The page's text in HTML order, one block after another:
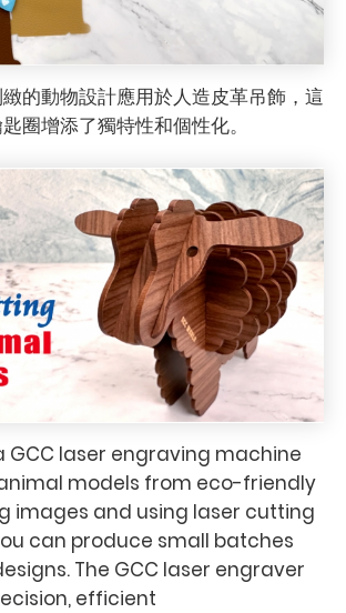
的動物設計應用於人造皮革吊飾，這
圈增添了獨特性和個性化。
GCC laser engraving machine
models from eco-friendly
images and using laser cutting
can produce small batches
The GCC laser engraver
efficient